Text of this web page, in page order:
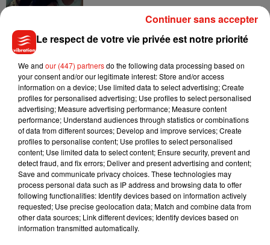
4 août 2026
live session solaire
4 août 2026
Ariana Grande prendra une pause après
sa tournée mondiale
Grand Corps Malade emmène Styleto
en road-trip dans son nouveau clip
Le respect de votre vie privée est notre priorité
We and our (447) partnersdo the following data processing based on
your consent and/or our legitimate interest: Store and/or access
information on a device; Use limited data to select advertising; Create
profiles for personalised advertising; Use profiles to select personalised
advertising; Measure advertising performance; Measure content
performance; Understand audiences through statistics or combinations
of data from different sources; Develop and improve services; Create
profiles to personalise content; Use profiles to select personalised
content; Use limited data to select content; Ensure security, prevent and
detect fraud, and fix errors; Deliver and present advertising and content;
Save and communicate privacy choices. These technologies may
process personal data such as IP address and browsing data to offer
following functionalities: Identify devices based on information actively
requested; Use precise geolocation data; Match and combine data from
other data sources; Link different devices; Identify devices based on
information transmitted automatically.
Continuer sans accepter